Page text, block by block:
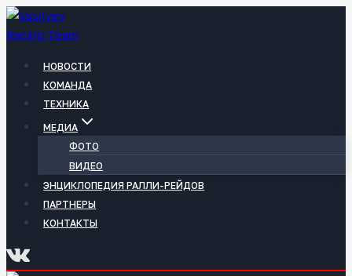
Перейти
к
НОВОСТИ
КОМАНДА
ТЕХНИКА
МЕДИА
ФОТО
ВИДЕО
ЭНЦИКЛОПЕДИЯ РАЛЛИ-РЕЙДОВ
ПАРТНЕРЫ
КОНТАКТЫ